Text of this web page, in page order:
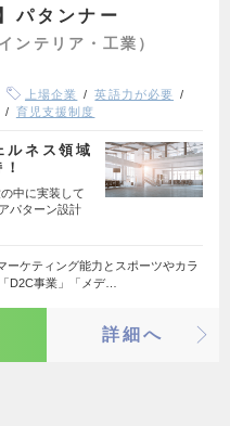
パタンナー
ンテリア・工業）
上場企業
英語力が必要
育児支援制度
ルネス領域
中に実装して
パターン設計
ーケティング能力とスポーツやカラ
D2C事業」「メデ…
詳細へ